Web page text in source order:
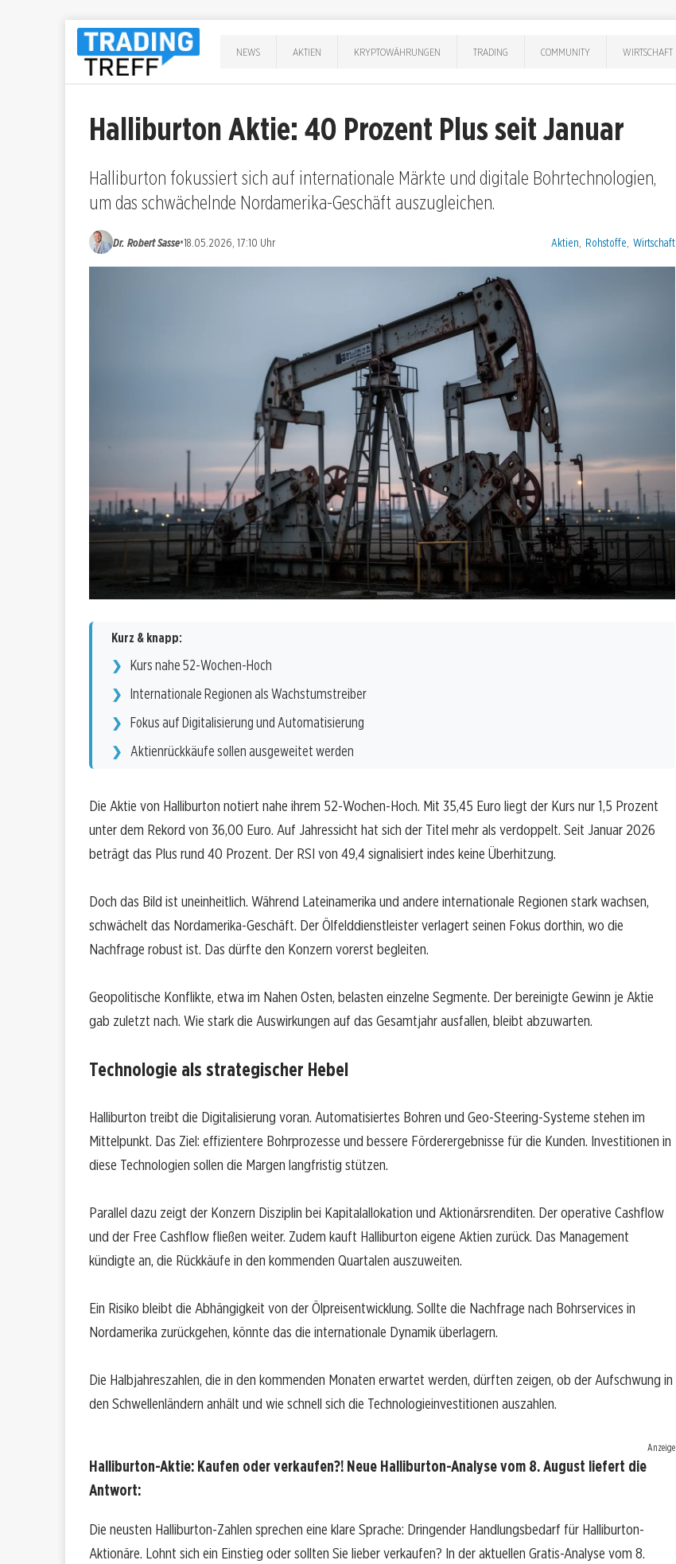
NEWS AKTIEN KRYPTOWÄHRUNGEN TRADING COMMUNITY WIRTSCHAFT
Halliburton Aktie: 40 Prozent Plus seit Januar
Halliburton fokussiert sich auf internationale Märkte und digitale Bohrtechnologien,
um das schwächelnde Nordamerika-Geschäft auszugleichen.
Dr. Robert Sasse•18.05.2026, 17:10 Uhr Kategorien:
Aktien Rohstoffe Wirtschaft
Kurz & knapp:
Kurs nahe 52-Wochen-Hoch
Internationale Regionen als Wachstumstreiber
Fokus auf Digitalisierung und Automatisierung
Aktienrückkäufe sollen ausgeweitet werden
Die Aktie von Halliburton notiert nahe ihrem 52-Wochen-Hoch. Mit 35,45 Euro liegt der Kurs nur 1,5 Prozent
unter dem Rekord von 36,00 Euro. Auf Jahressicht hat sich der Titel mehr als verdoppelt. Seit Januar 2026
beträgt das Plus rund 40 Prozent. Der RSI von 49,4 signalisiert indes keine Überhitzung.
Doch das Bild ist uneinheitlich. Während Lateinamerika und andere internationale Regionen stark wachsen,
schwächelt das Nordamerika-Geschäft. Der Ölfelddienstleister verlagert seinen Fokus dorthin, wo die
Nachfrage robust ist. Das dürfte den Konzern vorerst begleiten.
Geopolitische Konflikte, etwa im Nahen Osten, belasten einzelne Segmente. Der bereinigte Gewinn je Aktie
gab zuletzt nach. Wie stark die Auswirkungen auf das Gesamtjahr ausfallen, bleibt abzuwarten.
Technologie als strategischer Hebel
Halliburton treibt die Digitalisierung voran. Automatisiertes Bohren und Geo-Steering-Systeme stehen im
Mittelpunkt. Das Ziel: effizientere Bohrprozesse und bessere Förderergebnisse für die Kunden. Investitionen in
diese Technologien sollen die Margen langfristig stützen.
Parallel dazu zeigt der Konzern Disziplin bei Kapitalallokation und Aktionärsrenditen. Der operative Cashflow
und der Free Cashflow fließen weiter. Zudem kauft Halliburton eigene Aktien zurück. Das Management
kündigte an, die Rückkäufe in den kommenden Quartalen auszuweiten.
Ein Risiko bleibt die Abhängigkeit von der Ölpreisentwicklung. Sollte die Nachfrage nach Bohrservices in
Nordamerika zurückgehen, könnte das die internationale Dynamik überlagern.
Die Halbjahreszahlen, die in den kommenden Monaten erwartet werden, dürften zeigen, ob der Aufschwung in
den Schwellenländern anhält und wie schnell sich die Technologieinvestitionen auszahlen.
Anzeige
Halliburton-Aktie: Kaufen oder verkaufen?! Neue Halliburton-Analyse vom 8. August liefert die
Antwort:
Die neusten Halliburton-Zahlen sprechen eine klare Sprache: Dringender Handlungsbedarf für Halliburton-
Aktionäre. Lohnt sich ein Einstieg oder sollten Sie lieber verkaufen? In der aktuellen Gratis-Analyse vom 8.